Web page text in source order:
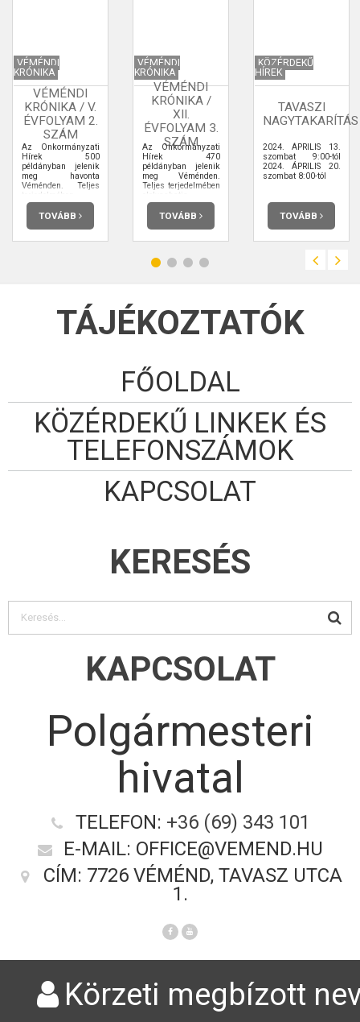
VÉMÉNDI
KRÓNIKA
VÉMÉNDI
KRÓNIKA / V.
ÉVFOLYAM 2.
SZÁM
Az Önkormányzati
Hírek 500
példányban jelenik
meg havonta
Véménden. Teljes
terjedelmében
elolvashatja.
TOVÁBB
VÉMÉNDI
KRÓNIKA
VÉMÉNDI
KRÓNIKA /
XII.
ÉVFOLYAM 3.
SZÁM
Az Önkormányzati
Hírek 470
példányban jelenik
meg Véménden.
Teljes terjedelmében
elolvashatja.
TOVÁBB
KÖZÉRDEKŰ
HÍREK
TAVASZI
NAGYTAKARÍTÁS
2024. ÁPRILIS 13.
szombat 9:00-tól
2024. ÁPRILIS 20.
szombat 8:00-tól
TOVÁBB
TÁJÉKOZTATÓK
FŐOLDAL
KÖZÉRDEKŰ LINKEK ÉS
TELEFONSZÁMOK
KAPCSOLAT
KERESÉS
KAPCSOLAT
Polgármesteri
hivatal
TELEFON: +36 (69) 343 101
E-MAIL: OFFICE@VEMEND.HU
CÍM: 7726 VÉMÉND, TAVASZ UTCA
1.
Körzeti megbízott